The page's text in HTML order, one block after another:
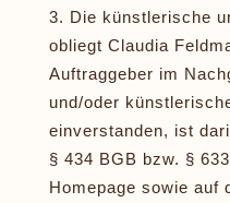
Die künstlerische
obliegt Claudia
Auftraggeber im
und/oder
einverstanden, ist
§ 434 BGB bzw. §
Homepage sowie auf